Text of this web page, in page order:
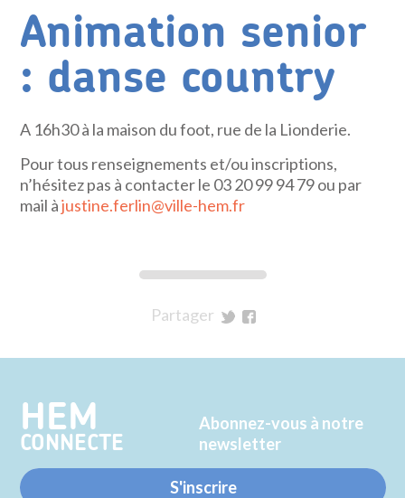
Animation senior
: danse country
A 16h30 à la maison du foot, rue de la Lionderie.
Pour tous renseignements et/ou inscriptions,
n’hésitez pas à contacter le 03 20 99 94 79 ou par
mail àjustine.ferlin@ville-hem.fr
Partager
Twitter
Facebook
HEM
CONNECTE
Abonnez-vous à notre
newsletter
S'inscrire